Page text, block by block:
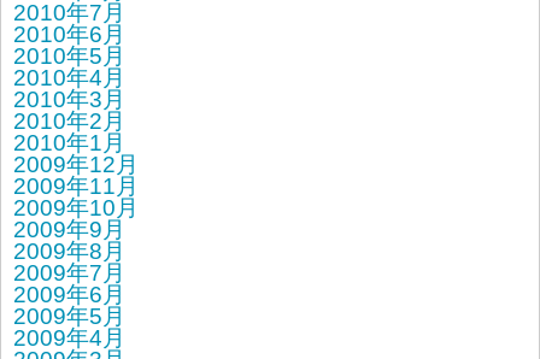
2010年7月
2010年6月
2010年5月
2010年4月
2010年3月
2010年2月
2010年1月
2009年12月
2009年11月
2009年10月
2009年9月
2009年8月
2009年7月
2009年6月
2009年5月
2009年4月